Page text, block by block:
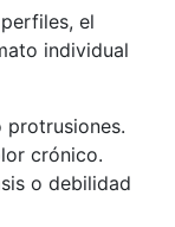
el
individual
protrusiones.
crónico.
o debilidad